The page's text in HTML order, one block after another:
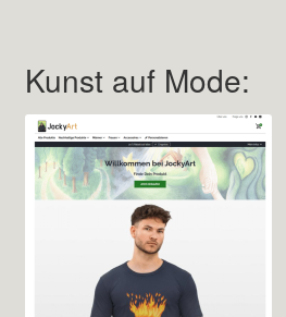
Kunst auf Mode: